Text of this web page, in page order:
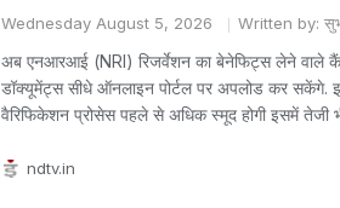
Wednesday August 5, 2026 Written by:
अब एनआरआई (NRI) रिजर्वेशन का बेनेफिट्स लेने वाले
डॉक्यूमेंट्स सीधे ऑनलाइन पोर्टल पर अपलोड कर सकेंगे.
वैरिफिकेशन प्रोसेस पहले से अधिक स्मूद होगी इसमें तेजी
ndtv.in